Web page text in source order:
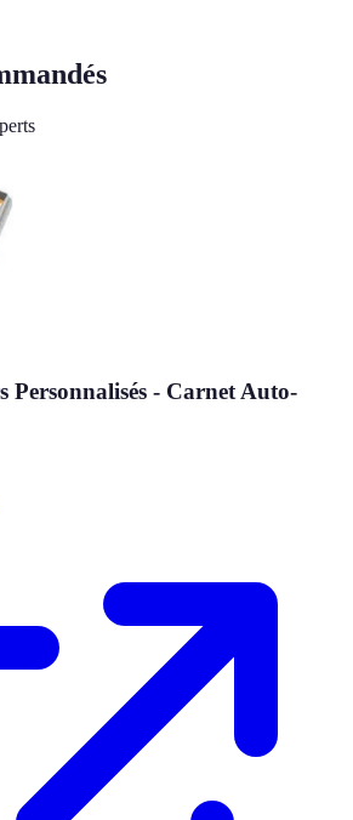
Personnalisés - Carnet Auto-